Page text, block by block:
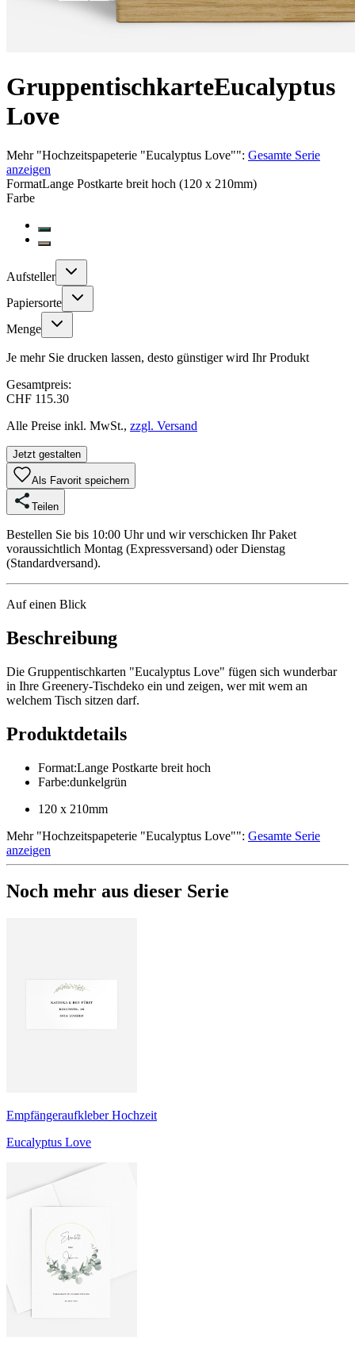
GruppentischkarteEucalyptus
Love
Mehr"Hochzeitspapeterie "Eucalyptus Love"": Gesamte Serie
anzeigen
FormatLange Postkarte breit hoch (120 x 210mm)
Farbe
Aufsteller
Papiersorte
Menge
Je mehr Sie drucken lassen, desto günstiger wird Ihr Produkt
Gesamtpreis:
CHF 115.30
Alle Preise inkl. MwSt., zzgl. Versand
Jetzt gestalten
Als Favorit speichern
Teilen
Bestellen Sie bis 10:00 Uhr und wir verschicken Ihr Paket
voraussichtlich Montag (Expressversand) oder Dienstag
(Standardversand).
Auf einen Blick
Beschreibung
Die Gruppentischkarten "Eucalyptus Love" fügen sich wunderbar
in Ihre Greenery-Tischdeko ein und zeigen, wer mit wem an
welchem Tisch sitzen darf.
Produktdetails
Format:Lange Postkarte breit hoch
Farbe:dunkelgrün
120 x 210mm
Mehr"Hochzeitspapeterie "Eucalyptus Love"": Gesamte Serie
anzeigen
Noch mehr aus dieser Serie
Empfängeraufkleber Hochzeit
Eucalyptus Love